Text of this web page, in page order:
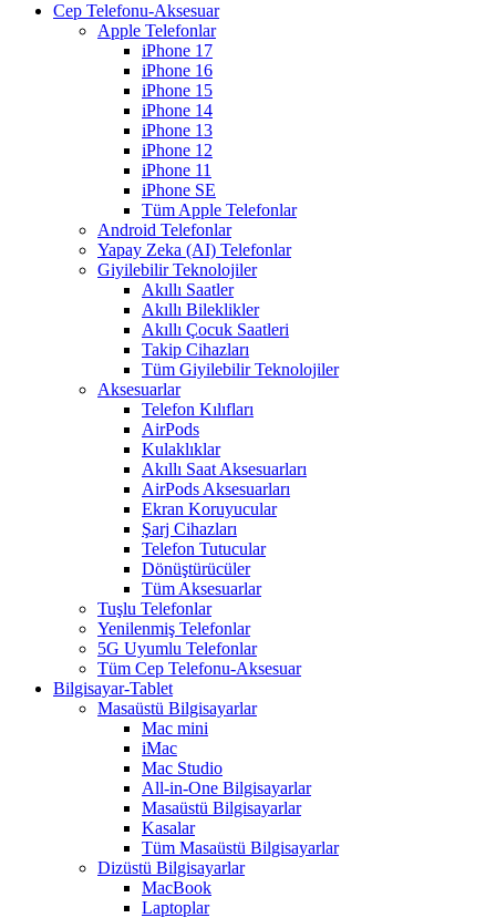
Cep Telefonu-Aksesuar
Apple Telefonlar
iPhone 17
iPhone 16
iPhone 15
iPhone 14
iPhone 13
iPhone 12
iPhone 11
iPhone SE
Tüm Apple Telefonlar
Android Telefonlar
Yapay Zeka (AI) Telefonlar
Giyilebilir Teknolojiler
Akıllı Saatler
Akıllı Bileklikler
Akıllı Çocuk Saatleri
Takip Cihazları
Tüm Giyilebilir Teknolojiler
Aksesuarlar
Telefon Kılıfları
AirPods
Kulaklıklar
Akıllı Saat Aksesuarları
AirPods Aksesuarları
Ekran Koruyucular
Şarj Cihazları
Telefon Tutucular
Dönüştürücüler
Tüm Aksesuarlar
Tuşlu Telefonlar
Yenilenmiş Telefonlar
5G Uyumlu Telefonlar
Tüm Cep Telefonu-Aksesuar
Bilgisayar-Tablet
Masaüstü Bilgisayarlar
Mac mini
iMac
Mac Studio
All-in-One Bilgisayarlar
Masaüstü Bilgisayarlar
Kasalar
Tüm Masaüstü Bilgisayarlar
Dizüstü Bilgisayarlar
MacBook
Laptoplar